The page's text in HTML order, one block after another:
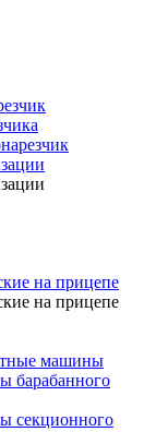
на прицепе
на прицепе
машины
барабанного
секционного